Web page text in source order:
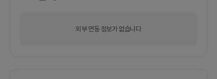
외부 연동 정보가 없습니다